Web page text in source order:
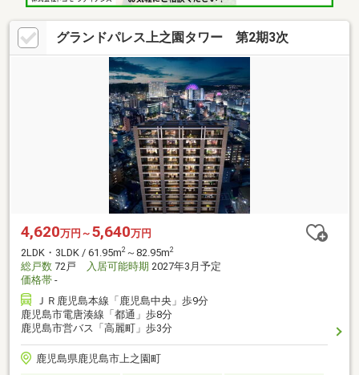
グランドパレス上之園タワー 第2期3次
4,620万円～ 5,640万円
2LDK・3LDK / 61.95m2 ～82.95m2
総戸数 72戸 入居可能時期 2027年3月予定
価格帯 -
ＪＲ鹿児島本線「鹿児島中央」歩9分
鹿児島市電唐湊線「都通」歩8分
鹿児島市営バス「高麗町」歩3分
鹿児島県鹿児島市上之園町